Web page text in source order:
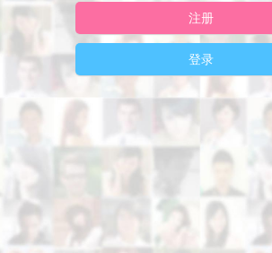
注册
登录